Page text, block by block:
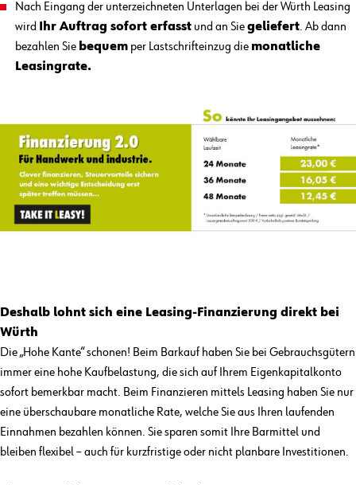
Nach Eingang der unterzeichneten Unterlagen bei der Würth Leasing
wird
Ihr Auftrag sofort erfasst und an Siegeliefert. Ab dann
bezahlen Sie bequem per Lastschrifteinzug die monatliche
Leasingrate.
Deshalb lohnt sich eine Leasing-Finanzierung direkt bei
Würth
Die „Hohe Kante“ schonen! Beim Barkauf haben Sie bei Gebrauchsgütern
immer eine hohe Kaufbelastung, die sich auf Ihrem Eigenkapitalkonto
sofort bemerkbar macht. Beim Finanzieren mittels Leasing haben Sie nur
eine überschaubare monatliche Rate, welche Sie aus Ihren laufenden
Einnahmen bezahlen können. Sie sparen somit Ihre Barmittel und
bleiben flexibel – auch für kurzfristige oder nicht planbare Investitionen.